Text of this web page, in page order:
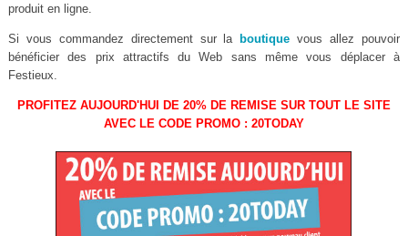
produit en ligne.
Si vous commandez directement sur la boutique vous allez pouvoir
bénéficier des prix attractifs du Web sans même vous déplacer à
Festieux.
PROFITEZ AUJOURD'HUI DE 20% DE REMISE SUR TOUT LE SITE
AVEC LE CODE PROMO : 20TODAY